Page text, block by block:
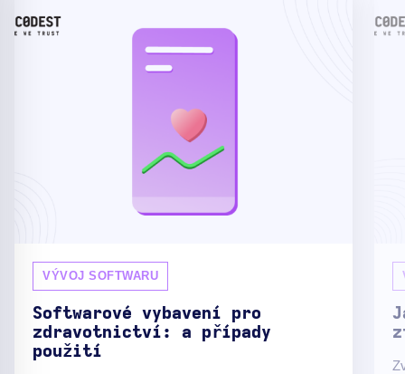
VÝVOJ SOFTWARU
Softwarové vybavení pro
zdravotnictví: a případy
použití